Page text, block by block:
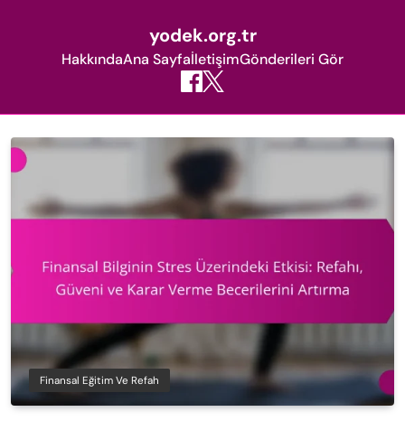
yodek.org.tr
HakkındaAna SayfaİletişimGönderileri Gör
to
content
Finansal Eğitim Ve Refah